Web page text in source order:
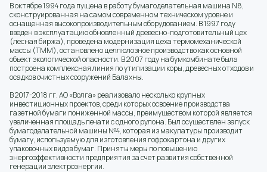
В октябре 1994 года пущена в работу бумагоделательная машина N8,
сконструированная на самом современном техническом уровне и
оснащенная высокопроизводительным оборудованием. В 1997 году
введен в эксплуатацию обновленный древесно-подготовительный цех
(лесная биржа), проведена модернизация цеха термомеханической
массы (ТММ), остановлено целлюлозное производство как основной
объект экологической опасности. В 2007 году на бумкомбинате была
построена комплексная линия по утилизации коры, древесных отходов и
осадков очистных сооружений Балахны.
В 2017-2018 гг. АО «Волга» реализовало несколько крупных
инвестиционных проектов, среди которых освоение производства
газетной бумаги пониженной массы, преимуществом которой является
увеличенная площадь печати с одного рулона. Был осуществлен запуск
бумагоделательной машины №4, которая из макулатуры производит
бумагу, используемую для изготовления гофрокартона и других
упаковочных видов бумаг. Приняты меры по повышению
энергоэффективности предприятия за счет развития собственной
генерации электроэнергии.